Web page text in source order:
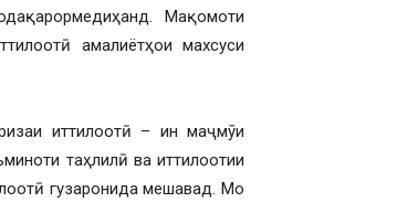
Мақомоти
амалиётҳои махсуси
иттилоотӣ – ин маҷмӯи
таҳлилӣ ва иттилоотии
гузаронида мешавад. Мо